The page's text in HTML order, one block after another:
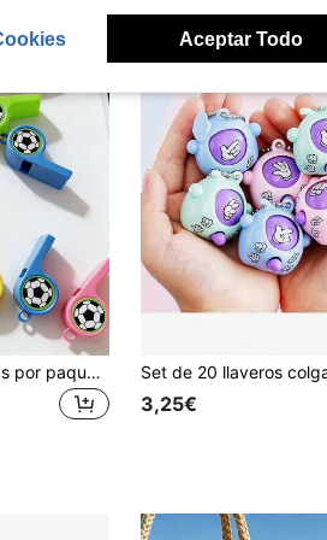
24 piezas/12 piezas por paquete de silbatos de fútbol, silbatos de fiesta con patrón de fútbol, set de fiesta deportiva con temática de fútbol, silbatos de árbitro de fútbol, adecuados para fiestas o juegos de fútbol, fiestas de cumpleaños, bodas y actuaciones de animadoras, suministros para fiestas
3,25€
Aceptar Todo